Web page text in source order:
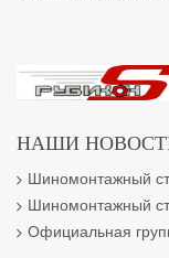
НАШИ
Шиномонтажный
Шиномонтажный
Официальная